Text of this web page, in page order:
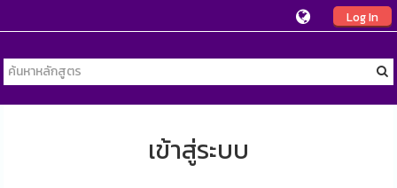
Log In
เข้าสู่ระบบ